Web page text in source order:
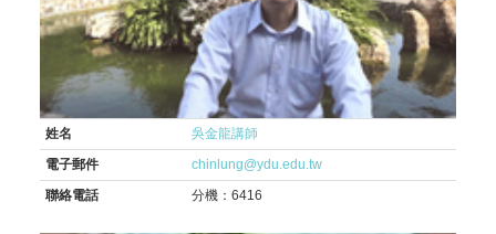
姓名
吳金龍講師
電子郵件
chinlung@ydu.edu.tw
聯絡電話
分機：6416